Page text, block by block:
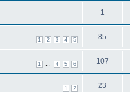
1
1 2 3 4 5 85
1 4 5 6 107
1 2 23